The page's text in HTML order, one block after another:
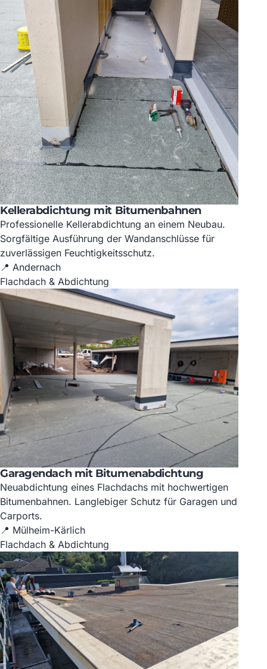
Kellerabdichtung mit Bitumenbahnen
Professionelle Kellerabdichtung an einem Neubau.
Sorgfältige Ausführung der Wandanschlüsse für
zuverlässigen Feuchtigkeitsschutz.
📍 Andernach
Flachdach & Abdichtung
Garagendach mit Bitumenabdichtung
Neuabdichtung eines Flachdachs mit hochwertigen
Bitumenbahnen. Langlebiger Schutz für Garagen und
Carports.
📍 Mülheim-Kärlich
Flachdach & Abdichtung